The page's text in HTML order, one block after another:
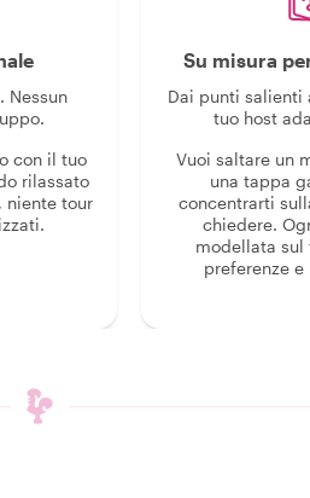
Nessun
con il tuo
rilassato
niente tour
Su misura
Dai punti salienti
tuo host
Vuoi saltare un
una tappa
concentrarti
chiedere.
modellata sul
preferenze